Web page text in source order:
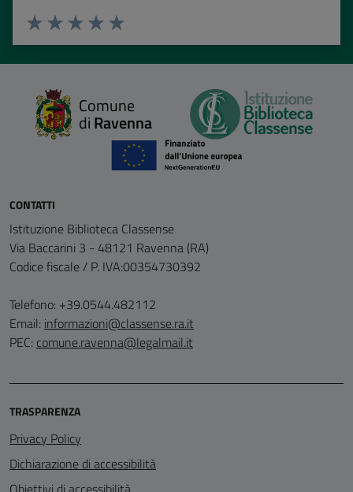
Valuta 5 stelle su 5
Valuta 4 stelle su 5
Valuta 3 stelle su 5
Valuta 2 stelle su 5
Valuta 1 stelle su 5
Comune
diRavenna
CONTATTI
Istituzione Biblioteca Classense
Via Baccarini 3 - 48121 Ravenna (RA)
Codice fiscale / P. IVA:00354730392
Telefono: +39.0544.482112
Email: informazioni@classense.ra.it
PEC: comune.ravenna@legalmail.it
TRASPARENZA
Privacy Policy
Dichiarazione di accessibilità